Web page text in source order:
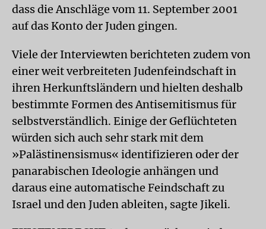
dass die Anschläge vom 11. September 2001
auf das Konto der Juden gingen.
Viele der Interviewten berichteten zudem von
einer weit verbreiteten Judenfeindschaft in
ihren Herkunftsländern und hielten deshalb
bestimmte Formen des Antisemitismus für
selbstverständlich. Einige der Geflüchteten
würden sich auch sehr stark mit dem
»Palästinensismus« identifizieren oder der
panarabischen Ideologie anhängen und
daraus eine automatische Feindschaft zu
Israel und den Juden ableiten, sagte Jikeli.